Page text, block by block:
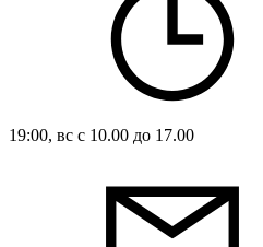
19:00, вс с 10.00 до 17.00